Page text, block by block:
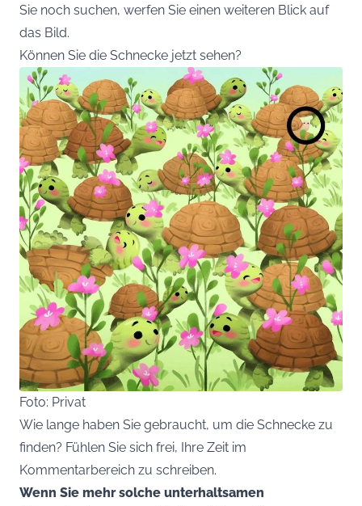
Sie noch suchen, werfen Sie einen weiteren Blick auf
das Bild.
Können Sie die Schnecke jetzt sehen?
Foto: Privat
Wie lange haben Sie gebraucht, um die Schnecke zu
finden? Fühlen Sie sich frei, Ihre Zeit im
Kommentarbereich zu schreiben.
Wenn Sie mehr solche unterhaltsamen